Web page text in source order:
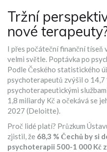
Tržní
nové
I přes počáteční finanční tíseň
velmi světle. Poptávka po
Podle Českého statistického
psychoterapeutů zvýšil o 14,7
psychoterapeutickými
1,8 miliardy Kč a očekává se
2027 (Deloitte).
Proč lidé platí? Průzkum
zjistil, že 68,3 % Čechů by si
psychoterapii 500-1 000 Kč